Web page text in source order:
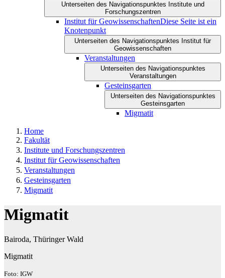
Unterseiten des Navigationspunktes Institute und
Forschungszentren
Institut für GeowissenschaftenDiese Seite ist ein
Knotenpunkt
Unterseiten des Navigationspunktes Institut für
Geowissenschaften
Veranstaltungen
Unterseiten des Navigationspunktes
Veranstaltungen
Gesteinsgarten
Unterseiten des Navigationspunktes
Gesteinsgarten
Migmatit
Home
Fakultät
Institute und Forschungszentren
Institut für Geowissenschaften
Veranstaltungen
Gesteinsgarten
Migmatit
Migmatit
Bairoda, Thüringer Wald
Migmatit
Foto: IGW